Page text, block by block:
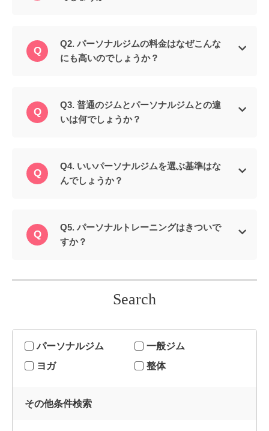
Q2. パーソナルジムの料金はなぜこんな
にも高いのでしょうか？
Q3. 普通のジムとパーソナルジムとの違
いは何でしょうか？
Q4. いいパーソナルジムを選ぶ基準はな
んでしょうか？
Q5. パーソナルトレーニングはきついで
すか？
Search
パーソナルジム
一般ジム
ヨガ
整体
その他条件検索